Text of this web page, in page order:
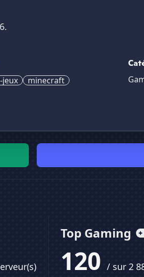
jeux minecraft
Top Gaming
120 / sur 2